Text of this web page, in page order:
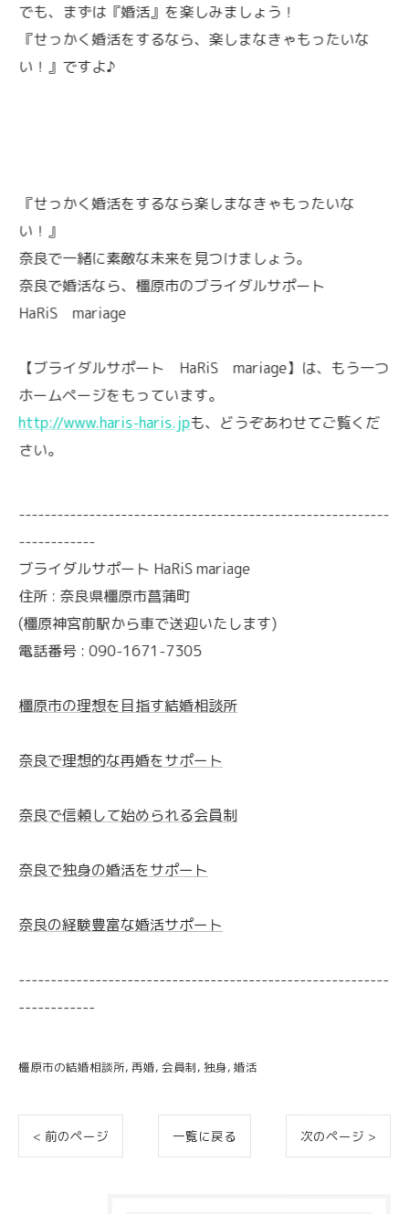
でも、まずは『婚活』を楽しみましょう！
『せっかく婚活をするなら、楽しまなきゃもったいな
い！』ですよ♪
『せっかく婚活をするなら楽しまなきゃもったいな
い！』
奈良で一緒に素敵な未来を見つけましょう。
奈良で婚活なら、橿原市のブライダルサポート
HaRiS mariage
【ブライダルサポート HaRiS mariage】は、もう一つ
ホームページをもっています。
http://www.haris-haris.jpも、どうぞあわせてご覧くだ
さい。
----------------------------------------------------------
------------
ブライダルサポート HaRiS mariage
住所 : 奈良県橿原市菖蒲町
(橿原神宮前駅から車で送迎いたします)
電話番号 : 090-1671-7305
橿原市の理想を目指す結婚相談所
奈良で理想的な再婚をサポート
奈良で信頼して始められる会員制
奈良で独身の婚活をサポート
奈良の経験豊富な婚活サポート
----------------------------------------------------------
------------
橿原市の結婚相談所 再婚 会員制 独身 婚活
< 前のページ 一覧に戻る 次のページ >